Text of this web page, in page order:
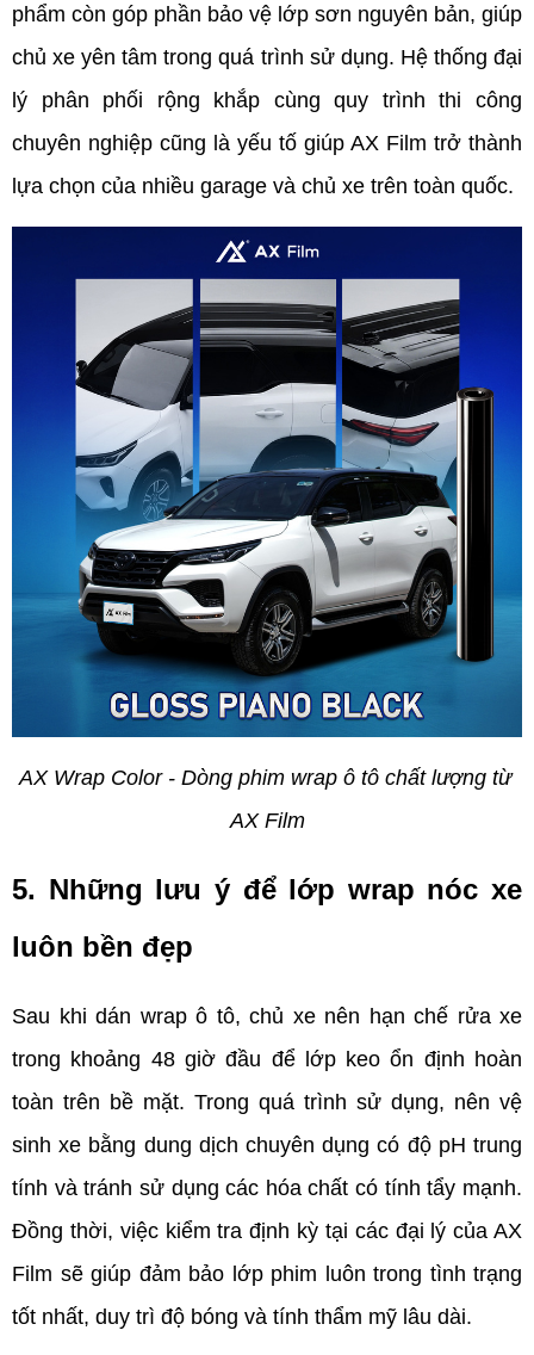
phẩm còn góp phần bảo vệ lớp sơn nguyên bản, giúp
chủ xe yên tâm trong quá trình sử dụng. Hệ thống đại
lý phân phối rộng khắp cùng quy trình thi công
chuyên nghiệp cũng là yếu tố giúp AX Film trở thành
lựa chọn của nhiều garage và chủ xe trên toàn quốc.
AX Wrap Color - Dòng phim wrap ô tô chất lượng từ
AX Film
5. Những lưu ý để lớp wrap nóc xe
luôn bền đẹp
Sau khi dán wrap ô tô, chủ xe nên hạn chế rửa xe
trong khoảng 48 giờ đầu để lớp keo ổn định hoàn
toàn trên bề mặt. Trong quá trình sử dụng, nên vệ
sinh xe bằng dung dịch chuyên dụng có độ pH trung
tính và tránh sử dụng các hóa chất có tính tẩy mạnh.
Đồng thời, việc kiểm tra định kỳ tại các đại lý của AX
Film sẽ giúp đảm bảo lớp phim luôn trong tình trạng
tốt nhất, duy trì độ bóng và tính thẩm mỹ lâu dài.